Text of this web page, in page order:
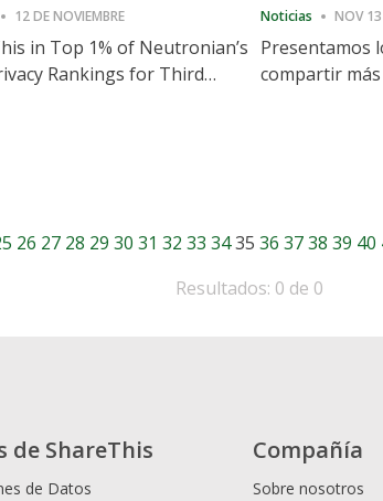
12 DE NOVIEMBRE
in Top 1% of Neutronian’s
Rankings for Third
Noticias NOV 13
Presentamos
compartir
26 27 28 29 30 31 32 33 34 35 36 37 38 39 40
Resultados: 0 de 0
de ShareThis
de Datos
Compañía
Sobre nosotros